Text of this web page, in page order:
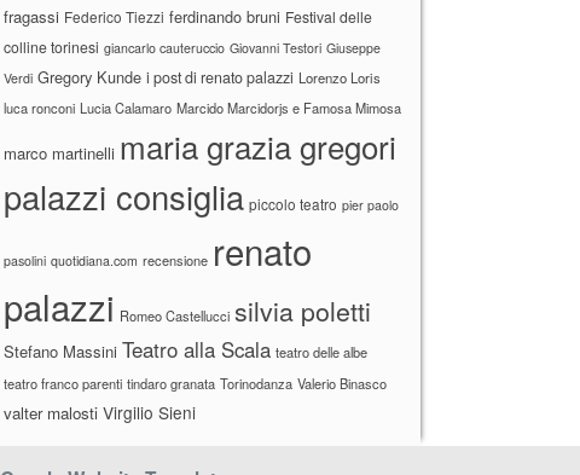
fragassi Federico Tiezzi ferdinando bruni Festival delle
colline torinesi giancarlo cauteruccio Giovanni Testori Giuseppe
Verdi Gregory Kunde i post di renato palazzi Lorenzo Loris
luca ronconi Lucia Calamaro Marcido Marcidorjs e Famosa Mimosa
marco martinelli maria grazia gregori
palazzi consiglia piccolo teatro pier paolo
pasolini quotidiana.com recensione renato
palazzi Romeo Castellucci silvia poletti
Stefano Massini Teatro alla Scala teatro delle albe
teatro franco parenti tindaro granata Torinodanza Valerio Binasco
valter malosti Virgilio Sieni